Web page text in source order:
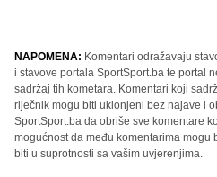
NAPOMENA: Komentari odražavaju
i stavove portala SportSport.ba te portal
sadržaj tih kometara. Komentari koji
riječnik mogu biti uklonjeni bez najave i
SportSport.ba da obriše sve komentare
mogućnost da među komentarima mogu
biti u suprotnosti sa vašim uvjerenjima.